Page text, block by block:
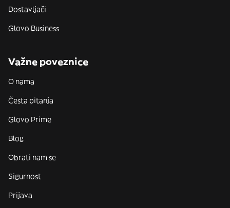
Dostavljači
Glovo Business
Važne poveznice
O nama
Česta pitanja
Glovo Prime
Blog
Obrati nam se
Sigurnost
Prijava